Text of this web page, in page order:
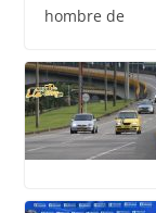
hombre de